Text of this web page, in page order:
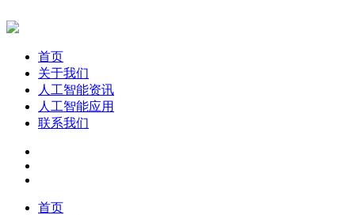
首页
关于我们
人工智能资讯
人工智能应用
联系我们
首页